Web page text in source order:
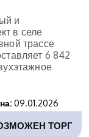
и
в селе
трассе
6 842
09.01.2026
ТОРГ